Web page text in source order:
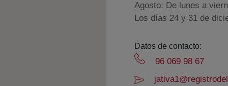
Agosto: De lunes a
Los días 24 y 31 de
Datos de contacto:
96 069 98 67